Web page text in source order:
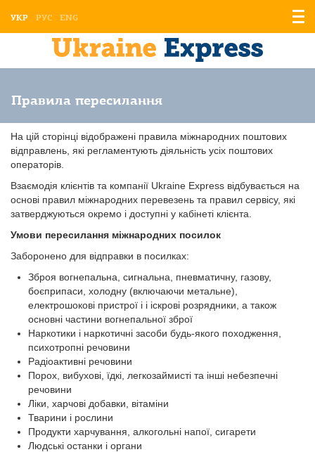
УКР РУС ENG
Правила пересилання
На цій сторінці відображені правила міжнародних поштових
відправлень, які регламентують діяльність усіх поштових
операторів.
Взаємодія клієнтів та компанії Ukraine Express відбувається на
основі правил міжнародних перевезень та правил сервісу, які
затверджуються окремо і доступні у кабінеті клієнта.
Умови пересилання міжнародних посилок
Заборонено для відправки в посилках:
Зброя вогнепальна, сигнальна, пневматичну, газову,
боєприпаси, холодну (включаючи метальне),
електрошокові пристрої і і іскрові розрядники, а також
основні частини вогнепальної зброї
Наркотики і наркотичні засоби будь-якого походження,
психотропні речовини
Радіоактивні речовини
Порох, вибухові, їдкі, легкозаймисті та інші небезпечні
речовини
Ліки, харчові добавки, вітаміни
Тварини і рослини
Продукти харчування, алкогольні напої, сигарети
Людські останки і органи